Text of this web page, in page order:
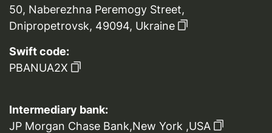
50, Naberezhna Peremogy Street,
Dnipropetrovsk, 49094, Ukraine
Swift code:
PBANUA2X
Intermediary bank:
JP Morgan Chase Bank,New York ,USA